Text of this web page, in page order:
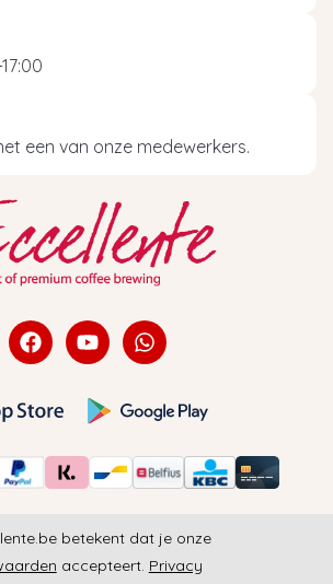
een van onze medewerkers.
betekent dat je onze
accepteert. Privacy